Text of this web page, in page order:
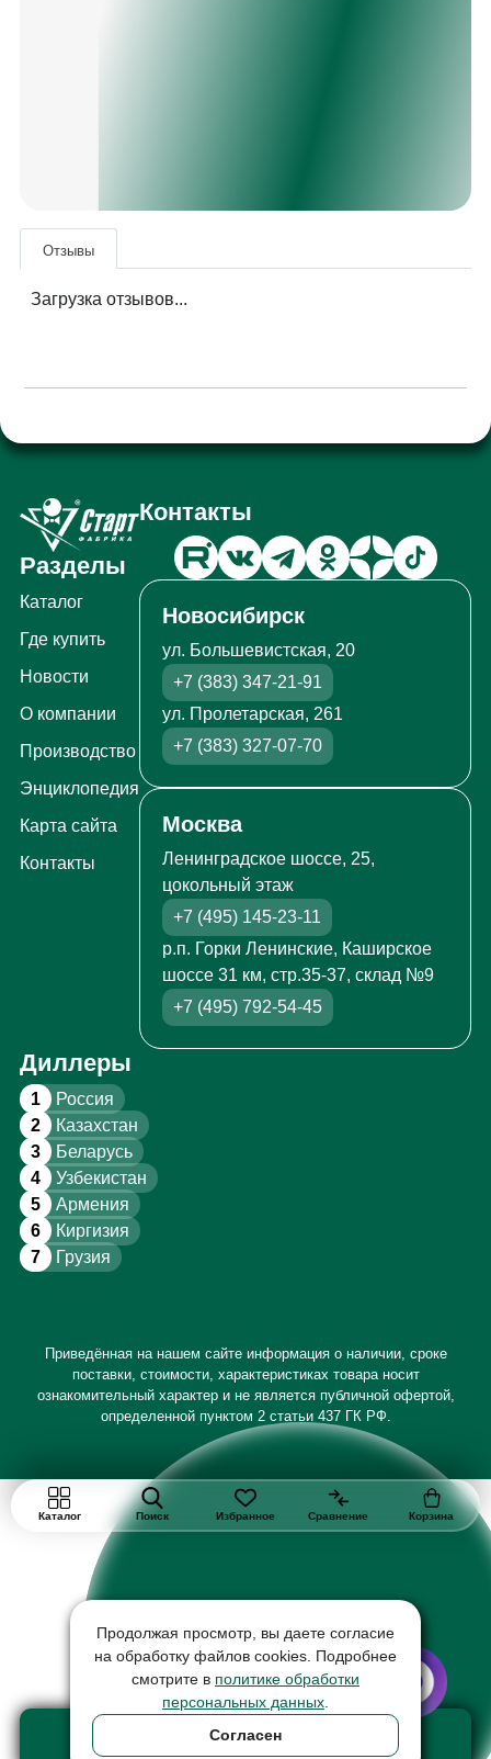
Добавить в корзину
Отзывы
Загрузка отзывов...
Разделы
Каталог
Где купить
Новости
О компании
Производство
Энциклопедия
Карта сайта
Контакты
Контакты
Новосибирск
ул. Большевистская, 20
+7 (383) 347-21-91
ул. Пролетарская, 261
+7 (383) 327-07-70
Москва
Ленинградское шоссе, 25,
цокольный этаж
+7 (495) 145-23-11
р.п. Горки Ленинские, Каширское
шоссе 31 км, стр.35-37, склад №9
+7 (495) 792-54-45
Диллеры
1 Россия
2 Казахстан
3 Беларусь
4 Узбекистан
5 Армения
6 Киргизия
7 Грузия
Приведённая на нашем сайте информация о наличии, сроке
поставки, стоимости, характеристиках товара носит
ознакомительный характер и не является публичной офертой,
определенной пунктом 2 статьи 437 ГК РФ.
Каталог Поиск Избранное Сравнение Корзина
Продолжая просмотр, вы даете согласие
на обработку файлов cookies. Подробнее
смотрите в политике обработки
персональных данных
Согласен